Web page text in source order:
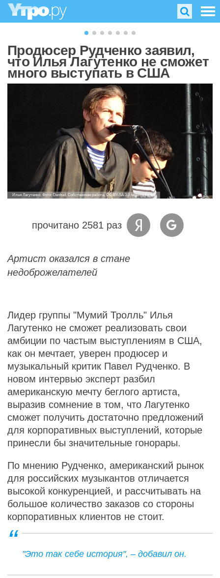
Продюсер Рудченко заявил,
что Илья Лагутенко не сможет
много выступать в США
Илья Лагутенко. Фото: Denhud. Собственная работа, CC BY-SA 3.0 /wikimedia.org
прочитано 2581 раз
Артист оказался в стане
недоброжелателей
Лидер группы "Мумий Тролль" Илья
Лагутенко не сможет реализовать свои
амбиции по частым выступлениям в США,
как он мечтает, уверен продюсер и
музыкальный критик Павел Рудченко. В
новом интервью эксперт разбил
американскую мечту беглого артиста,
выразив сомнение в том, что Лагутенко
сможет получить достаточно предложений
для корпоративных выступлений, которые
принесли бы значительные гонорары.
По мнению Рудченко, американский рынок
для российских музыкантов отличается
высокой конкуренцией, и рассчитывать на
большое количество заказов со стороны
корпоративных клиентов не стоит.
"Это так себе история", – добавил он.